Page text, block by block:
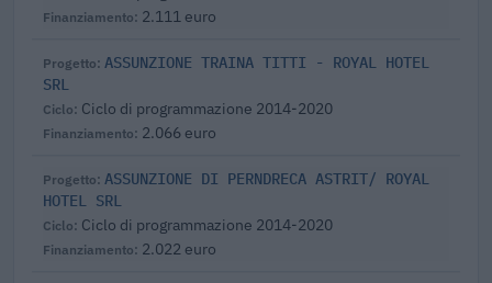
2.111 euro
ASSUNZIONE TRAINA TITTI - ROYAL HOTEL
SRL
Ciclo di programmazione 2014-2020
2.066 euro
ASSUNZIONE DI PERNDRECA ASTRIT/ ROYAL
HOTEL SRL
Ciclo di programmazione 2014-2020
2.022 euro